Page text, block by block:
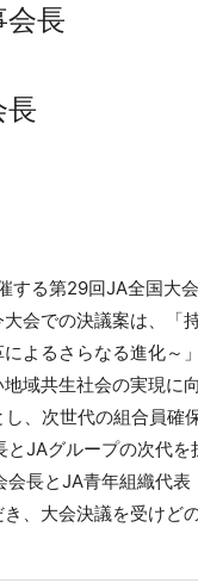
長
する第29回JA全国大
会での決議案は、「
よるさらなる進化～
域共生社会の実現に
、次世代の組合員確
JAグループの次代
長とJA青年組織代表
、大会決議を受けど